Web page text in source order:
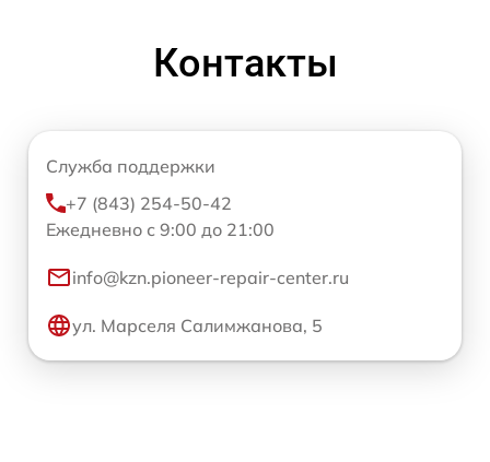
Контакты
Служба поддержки
+7 (843) 254-50-42
Ежедневно с 9:00 до 21:00
info@kzn.pioneer-repair-center.ru
ул. Марселя Салимжанова, 5